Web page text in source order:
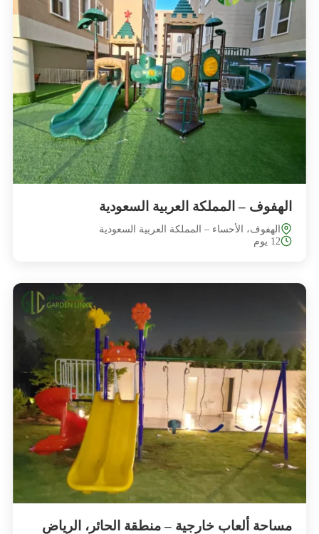
الهفوف – المملكة العربية السعودية
الهفوف، الأحساء – المملكة العربية السعودية
12 يوم
مساحة ألعاب خارجية – منطقة الحائر، الرياض